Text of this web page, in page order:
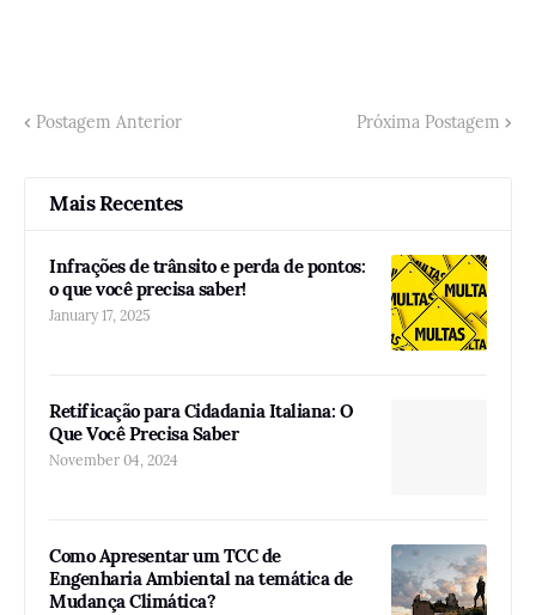
Postagem Anterior Próxima Postagem
Mais Recentes
Infrações de trânsito e perda de pontos:
o que você precisa saber!
January 17, 2025
Retificação para Cidadania Italiana: O
Que Você Precisa Saber
November 04, 2024
Como Apresentar um TCC de
Engenharia Ambiental na temática de
Mudança Climática?